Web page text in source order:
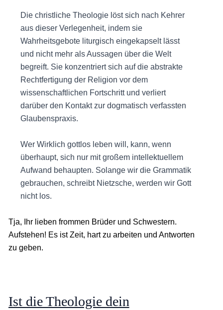
Die christliche Theologie löst sich nach Kehrer
aus dieser Verlegenheit, indem sie
Wahrheitsgebote liturgisch eingekapselt lässt
und nicht mehr als Aussagen über die Welt
begreift. Sie konzentriert sich auf die abstrakte
Rechtfertigung der Religion vor dem
wissenschaftlichen Fortschritt und verliert
darüber den Kontakt zur dogmatisch verfassten
Glaubenspraxis.
Wer Wirklich gottlos leben will, kann, wenn
überhaupt, sich nur mit großem intellektuellem
Aufwand behaupten. Solange wir die Grammatik
gebrauchen, schreibt Nietzsche, werden wir Gott
nicht los.
Tja, Ihr lieben frommen Brüder und Schwestern.
Aufstehen! Es ist Zeit, hart zu arbeiten und Antworten
zu geben.
Ist die Theologie dein